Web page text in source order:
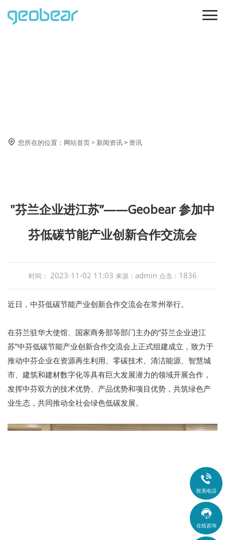
 您所在的位置： 网站首页> 新闻资讯> 资讯
"芬兰企业进江苏”——Geobear 参加中
芬低碳节能产业创新合作交流会
时间： 2023-11-02 11:03 来源： admin 点击： 1836
近日，中芬低碳节能产业创新合作交流会在常州举行。
在芬兰驻华大使馆、国家商务部等部门主办的“芬兰企业进江
苏”中芬低碳节能产业创新合作交流会上正式组建成立，致力于
推动中芬企业在资源再生利用、零碳技术、清洁能源、智慧城
市、建筑和建材数字化等具有巨大发展潜力的领域开展合作，
发挥中芬双方的技术优势、产品优势和项目优势，共筑绿色产
业生态，共同推动全社会绿色低碳发展。

联系电话

在线咨询